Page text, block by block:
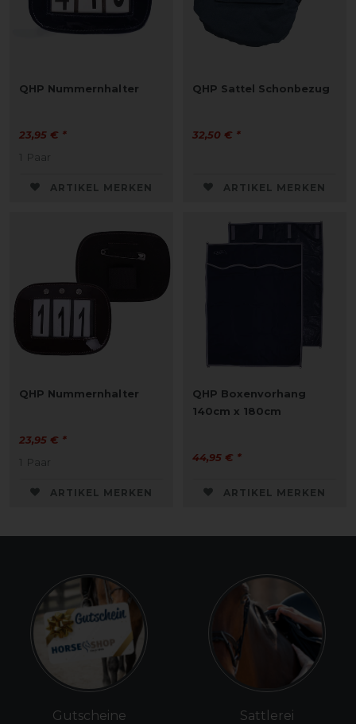
QHP Nummernhalter
23,95 € *
1 Paar
ARTIKEL MERKEN
QHP Sattel Schonbezug
32,50 € *
ARTIKEL MERKEN
QHP Nummernhalter
23,95 € *
1 Paar
ARTIKEL MERKEN
QHP Boxenvorhang
140cm x 180cm
44,95 € *
ARTIKEL MERKEN
Gutscheine Sattlerei